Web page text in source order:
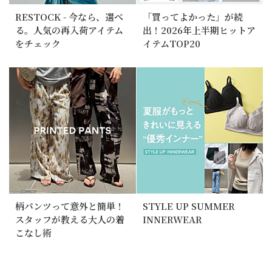
RESTOCK - 今なら、選べ
る。人気の再入荷アイテム
をチェック
「買ってよかった」が続
出！2026年上半期ヒットア
イテムTOP20
柄パンツって意外と簡単！
スタッフが教える大人の着
こなし術
STYLE UP SUMMER
INNERWEAR